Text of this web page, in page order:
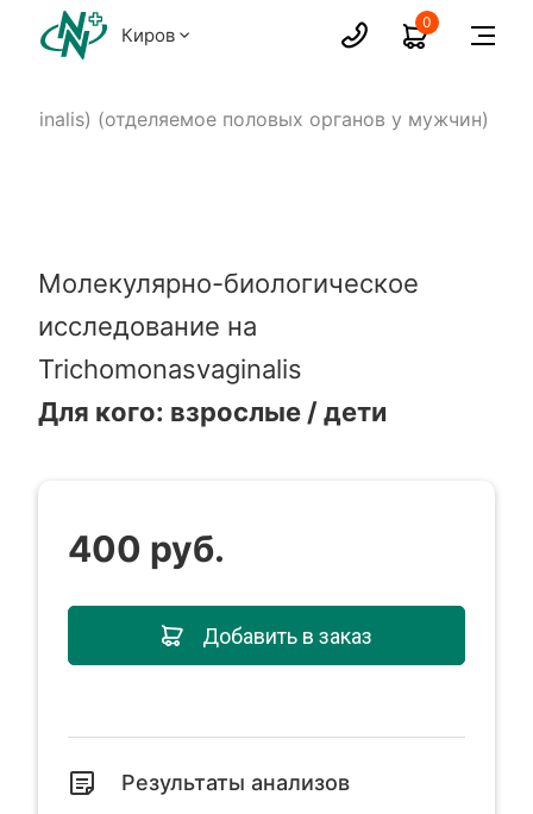
Киров
0
(отделяемое половых органов у мужчин)
Молекулярно-биологическое
исследование на
Trichomonasvaginalis
Для кого: взрослые / дети
400 руб.
Добавить в заказ
Результаты анализов